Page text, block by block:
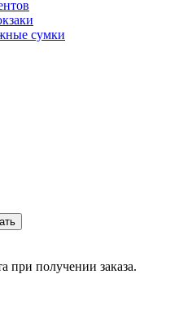
сумки
при получении заказа.